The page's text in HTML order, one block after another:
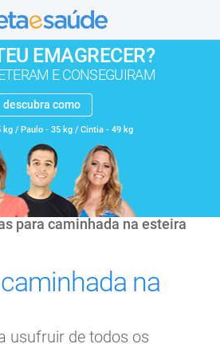
EMAGRECER?
E CONSEGUIRAM
kg / Paulo - 35 kg / Cintia - 49 kg
descubra como
para caminhada na esteira
na
usufruir de todos os